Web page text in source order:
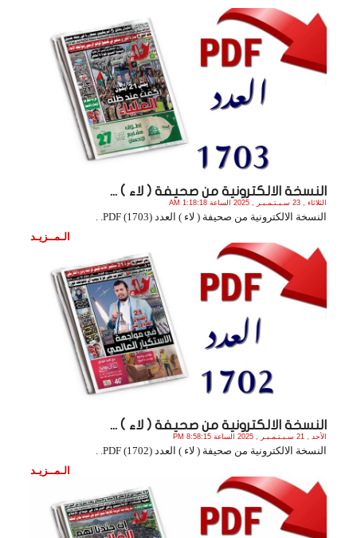
النسخة الالكترونية من صحيفة ( لاء ) ...
الثلاثاء , 23 سـبـتـمـبـر , 2025 الساعة 1:18:18 AM
النسخة الالكترونية من صحيفة ( لاء ) العدد (1703) PDF. .
الـمــزيـد
النسخة الالكترونية من صحيفة ( لاء ) ...
الأحد , 21 سـبـتـمـبـر , 2025 الساعة 8:58:15 PM
النسخة الالكترونية من صحيفة ( لاء ) العدد (1702) PDF. .
الـمــزيـد